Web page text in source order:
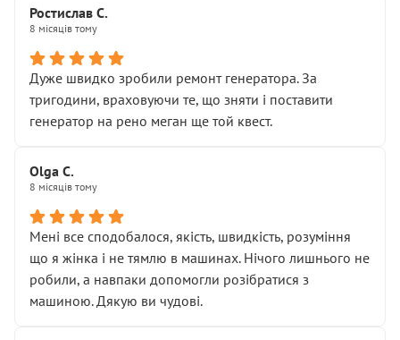
Хотілося б більше:
• належної уваги до авто
• прозорості в роботах і рахунках
• реальної діагностики, а не формального
“подивились і поїхав”
На жаль, складається враження, що сервіс працює не
Стосовно комунікації - все добре
звертатися до цього автосервісу.
Ростислав С.
8 місяців тому
Дуже швидко зробили ремонт генератора. За
тригодини, враховуючи те, що зняти і поставити
генератор на рено меган ще той квест.
Olga С.
8 місяців тому
Мені все сподобалося, якість, швидкість, розуміння
що я жінка і не тямлю в машинах. Нічого лишнього не
робили, а навпаки допомогли розібратися з
машиною. Дякую ви чудові.